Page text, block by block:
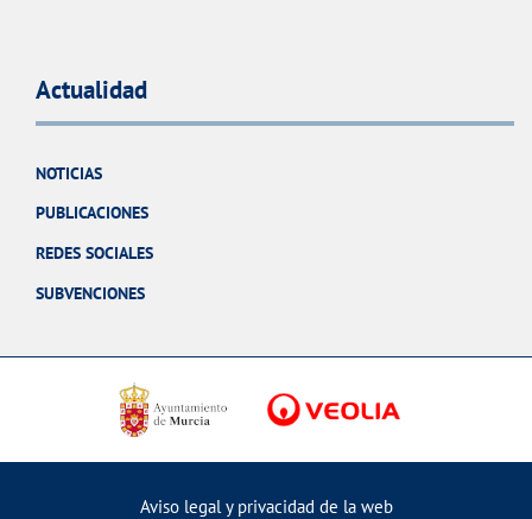
Actualidad
NOTICIAS
PUBLICACIONES
REDES SOCIALES
SUBVENCIONES
Aviso legal y privacidad de la web